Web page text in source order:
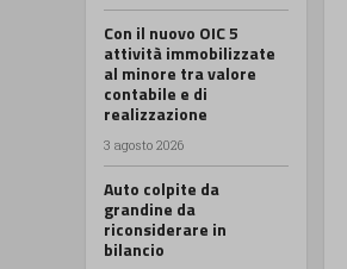
Con il nuovo OIC 5
attività immobilizzate
al minore tra valore
contabile e di
realizzazione
3 agosto 2026
Auto colpite da
grandine da
riconsiderare in
bilancio